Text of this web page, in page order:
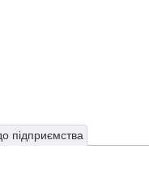
підприємства